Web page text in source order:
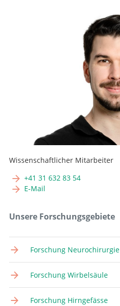
Wissenschaftlicher Mitarbeiter
+41 31 632 83 54
E-Mail
Unsere Forschungsgebiete
Forschung Neurochirurgie
Forschung Wirbelsäule
Forschung Hirngefässe